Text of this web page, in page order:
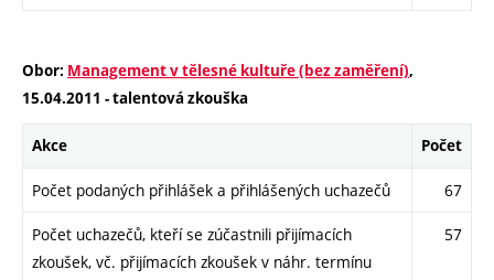
Obor: Management v tělesné kultuře (bez zaměření),
15.04.2011 - talentová zkouška
Akce Počet
Počet podaných přihlášek a přihlášených uchazečů 67
Počet uchazečů, kteří se zúčastnili přijímacích
zkoušek, vč. přijímacích zkoušek v náhr. termínu
57